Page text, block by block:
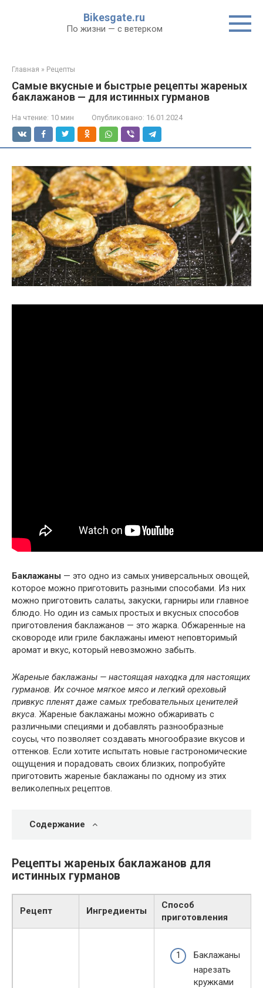
Bikesgate.ru
По жизни — с ветерком
Главная » Рецепты
Самые вкусные и быстрые рецепты жареных
баклажанов — для истинных гурманов
На чтение: 10 мин Опубликовано: 16.01.2024
Баклажаны — это одно из самых универсальных овощей,
которое можно приготовить разными способами. Из них
можно приготовить салаты, закуски, гарниры или главное
блюдо. Но один из самых простых и вкусных способов
приготовления баклажанов — это жарка. Обжаренные на
сковороде или гриле баклажаны имеют неповторимый
аромат и вкус, который невозможно забыть.
Жареные баклажаны — настоящая находка для настоящих
гурманов. Их сочное мягкое мясо и легкий ореховый
привкус пленят даже самых требовательных ценителей
вкуса. Жареные баклажаны можно обжаривать с
различными специями и добавлять разнообразные
соусы, что позволяет создавать многообразие вкусов и
оттенков. Если хотите испытать новые гастрономические
ощущения и порадовать своих близких, попробуйте
приготовить жареные баклажаны по одному из этих
великолепных рецептов.
Содержание
Рецепты жареных баклажанов для
истинных гурманов
Рецепт Ингредиенты
Способ
приготовления
Баклажаны
нарезать
кружками